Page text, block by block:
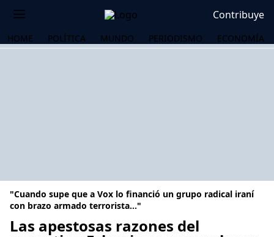
Contribuye
HOME POLÍTICA MUNDO PERIODISMO ECONOMÍA
"Cuando supe que a Vox lo financió un grupo radical iraní
con brazo armado terrorista..."
Las apestosas razones del